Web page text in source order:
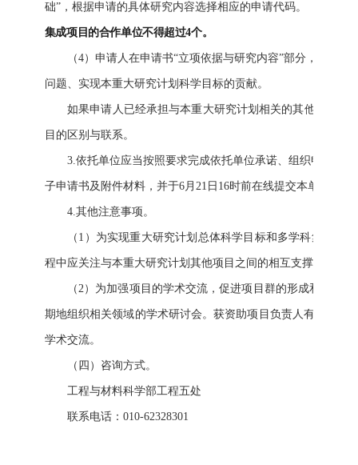
础”，根据申请的具体研究内容选择相应的申请代码。
集成项目的合作单位不得超过4个。
（4）申请人在申请书“立项依据与研究内容”部分，应当首
问题、实现本重大研究计划科学目标的贡献。
如果申请人已经承担与本重大研究计划相关的其他科技计
目的区别与联系。
3.依托单位应当按照要求完成依托单位承诺、组织申请以及
子申请书及附件材料，并于6月21日16时前在线提交本单位项目
4.其他注意事项。
（1）为实现重大研究计划总体科学目标和多学科集成，获
程中应关注与本重大研究计划其他项目之间的相互支撑关系。
（2）为加强项目的学术交流，促进项目群的形成和多学科
期地组织相关领域的学术研讨会。获资助项目负责人有义务参
学术交流。
（四）咨询方式。
工程与材料科学部工程五处
联系电话：010-62328301